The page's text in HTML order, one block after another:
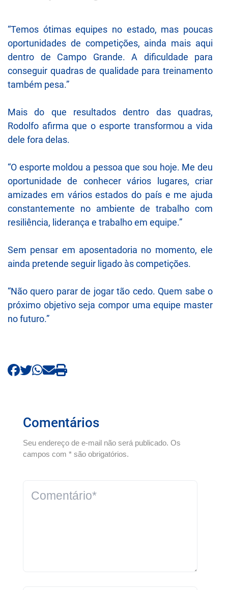
“Temos ótimas equipes no estado, mas poucas
oportunidades de competições, ainda mais aqui
dentro de Campo Grande. A dificuldade para
conseguir quadras de qualidade para treinamento
também pesa.”
Mais do que resultados dentro das quadras,
Rodolfo afirma que o esporte transformou a vida
dele fora delas.
“O esporte moldou a pessoa que sou hoje. Me deu
oportunidade de conhecer vários lugares, criar
amizades em vários estados do país e me ajuda
constantemente no ambiente de trabalho com
resiliência, liderança e trabalho em equipe.”
Sem pensar em aposentadoria no momento, ele
ainda pretende seguir ligado às competições.
“Não quero parar de jogar tão cedo. Quem sabe o
próximo objetivo seja compor uma equipe master
no futuro.”
Comentários
Seu endereço de e-mail não será publicado. Os
campos com * são obrigatórios.